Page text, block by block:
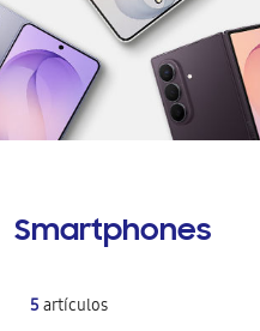
Smartphones
5artículos